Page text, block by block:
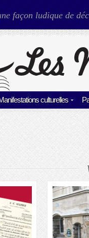
façon ludique de
culturelles